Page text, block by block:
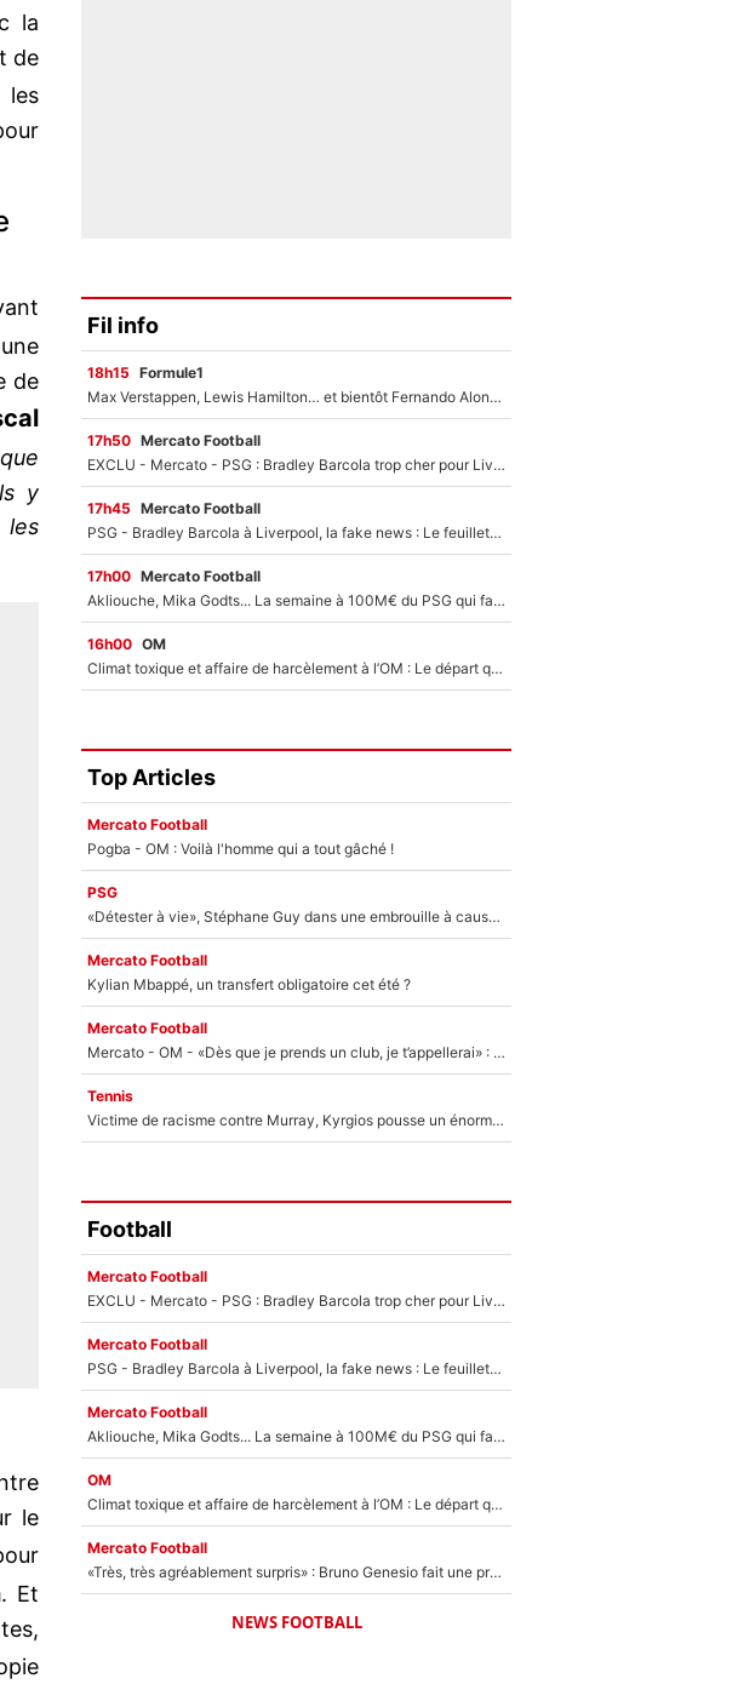
la
de
les
de
y
les
le
. Et
Fil info
18h15 Formule1
Max Verstappen, Lewis Hamilton… et bientôt Fernando Alonso ? Le classement des pilotes les mieux payés en Formule 1 risque de changer !
17h50 Mercato Football
EXCLU - Mercato - PSG : Bradley Barcola trop cher pour Liverpool
17h45 Mercato Football
PSG - Bradley Barcola à Liverpool, la fake news : Le feuilleton continue !
17h00 Mercato Football
Akliouche, Mika Godts... La semaine à 100M€ du PSG qui fait basculer le mercato du PSG !
16h00 OM
Climat toxique et affaire de harcèlement à l’OM : Le départ qui soulage le vestiaire de Bruno Genesio
Top Articles
Mercato Football
Pogba - OM : Voilà l'homme qui a tout gâché !
PSG
«Détester à vie», Stéphane Guy dans une embrouille à cause du PSG !
Mercato Football
Kylian Mbappé, un transfert obligatoire cet été ?
Mercato Football
Mercato - OM - «Dès que je prends un club, je t’appellerai» : La promesse de Marcelino au moment de claquer la porte
Tennis
Victime de racisme contre Murray, Kyrgios pousse un énorme coup de gueule !
Football
Mercato Football
EXCLU - Mercato - PSG : Bradley Barcola trop cher pour Liverpool
Mercato Football
PSG - Bradley Barcola à Liverpool, la fake news : Le feuilleton continue !
Mercato Football
Akliouche, Mika Godts... La semaine à 100M€ du PSG qui fait basculer le mercato du PSG !
OM
Climat toxique et affaire de harcèlement à l’OM : Le départ qui soulage le vestiaire de Bruno Genesio
Mercato Football
«Très, très agréablement surpris» : Bruno Genesio fait une promesse pour la suite du mercato de l’OM et rassure les supporters
NEWS FOOTBALL